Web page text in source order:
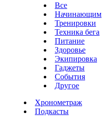
Все
Начинающим
Тренировки
Техника бега
Питание
Здоровье
Экипировка
Гаджеты
События
Другое
Хронометраж
Подкасты